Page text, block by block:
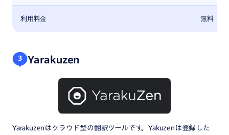
利用料金 無料
3 Yarakuzen
Yarakuzenはクラウド型の翻訳ツールです。Yakuzenは登録した